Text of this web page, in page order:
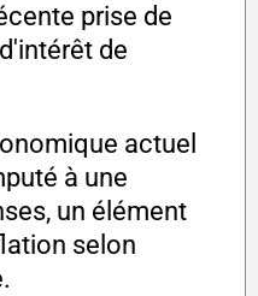
prise de
de
actuel
à une
un élément
selon